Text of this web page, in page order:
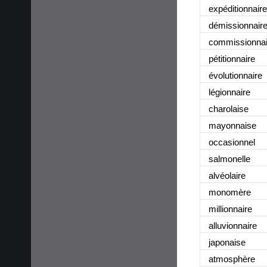
expéditionnaire
démissionnaire
pétitionnaire
évolutionnaire
légionnaire
charolaise
mayonnaise
occasionnel
salmonelle
alvéolaire
monomère
millionnaire
alluvionnaire
japonaise
atmosphère